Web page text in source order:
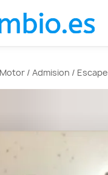
Motor / Admision / Escape